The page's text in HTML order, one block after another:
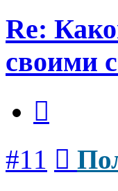
Re:
своими
#11